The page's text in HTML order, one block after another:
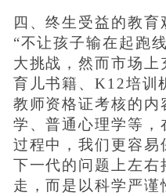
四、终生受益的教育
“不让孩子输在起跑
大挑战，然而市场上
育儿书籍、K12培训
教师资格证考核的内
学、普通心理学等，
过程中，我们更容易
下一代的问题上左右
走，而是以科学严谨